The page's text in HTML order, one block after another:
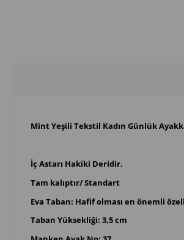
Mint Yeşili Tekstil Kadın Günlük
İç Astarı Hakiki Deridir.
Tam kalıptır/ Standart
Eva Taban: Hafif olması en önemli
Taban Yüksekliği: 3,5 cm